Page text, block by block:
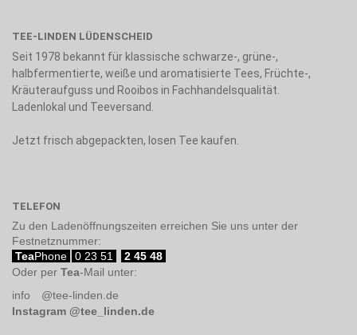
TEE-LINDEN LÜDENSCHEID
Seit 1978 bekannt für klassische schwarze-, grüne-,
halbfermentierte, weiße und aromatisierte Tees, Früchte-,
Kräuteraufguss und Rooibos in Fachhandelsqualität.
Ladenlokal und Teeversand.
Jetzt frisch abgepackten, losen Tee kaufen.
TELEFON
Zu den Ladenöffnungszeiten erreichen Sie uns unter der
Festnetznummer:
TeaPhone 0 23 51
2 45 48
Oder per Tea-Mail unter:
info
@tee-linden.de
Instagram @tee_linden.de